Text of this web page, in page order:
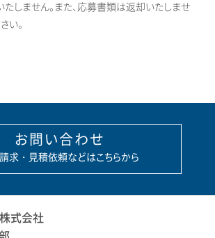
しません。また、応募書類は返却いたしませ
い。
お問い合わせ
求・見積依頼などはこちらから
式会社